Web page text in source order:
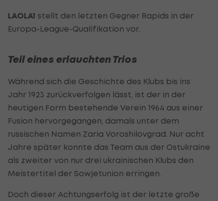
LAOLA1 stellt den letzten Gegner Rapids in der
Europa-League-Qualifikation vor.
Teil eines erlauchten Trios
Während sich die Geschichte des Klubs bis ins
Jahr 1923 zurückverfolgen lässt, ist der in der
heutigen Form bestehende Verein 1964 aus einer
Fusion hervorgegangen, damals unter dem
russischen Namen Zaria Voroshilovgrad. Nur acht
Jahre später konnte das Team aus der Ostukraine
als zweiter von nur drei ukrainischen Klubs den
Meistertitel der Sowjetunion erringen.
Doch dieser Achtungserfolg ist der letzte große